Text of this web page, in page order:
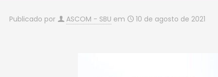
Publicado por ASCOM - SBU em 10 de agosto de 2021